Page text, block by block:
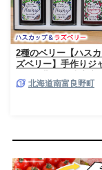
2種のベリー【ハス
ズベリー】手作りジ
ム ベリー ハスカップ
ー ソース カシス て
農薬 ポリフェノール
北海道南富良野町